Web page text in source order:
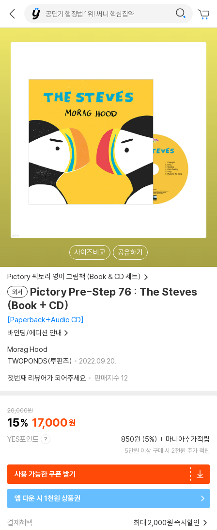
사이즈비교 공유하기
Pictory 픽토리 영어 그림책 (Book & CD 세트)
외서
Pictory Pre-Step 76 : The Steves
(Book + CD)
Paperback+Audio CD
바인딩/에디션 안내
Morag Hood
TWOPONDS(투판즈)
2022.09.20.
첫번째 리뷰어가 되어주세요
판매지수 12
20,000원
15 17,000
YES포인트 850원 (5%) 마니아추가적립
5만원 이상 구매 시 2천원 추가 적립
사용 가능한 쿠폰 받기
앱 다운 시 1천원 상품권
결제혜택 최대 2,000원 즉시할인